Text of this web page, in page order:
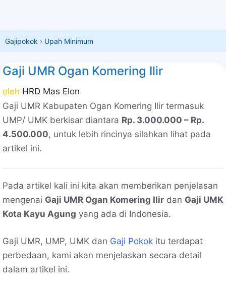
Gajipokok › Upah Minimum
Gaji UMR Ogan Komering Ilir
oleh HRD Mas Elon
Gaji UMR Kabupaten Ogan Komering Ilir termasuk
UMP/ UMK berkisar diantara Rp. 3.000.000 – Rp.
4.500.000, untuk lebih rincinya silahkan lihat pada
artikel ini.
Pada artikel kali ini kita akan memberikan penjelasan
mengenai Gaji UMR Ogan Komering Ilir dan Gaji UMK
Kota Kayu Agung yang ada di Indonesia.
Gaji UMR, UMP, UMK dan Gaji Pokok itu terdapat
perbedaan, kami akan menjelaskan secara detail
dalam artikel ini.